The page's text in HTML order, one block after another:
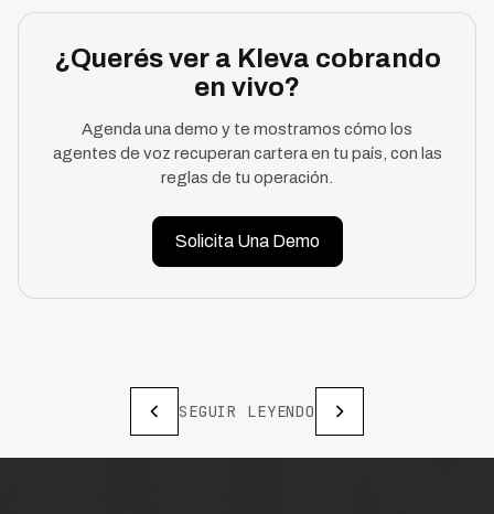
¿Querés ver a Kleva cobrando
en vivo?
Agenda una demo y te mostramos cómo los
agentes de voz recuperan cartera en tu país, con las
reglas de tu operación.
Solicita Una Demo
SEGUIR LEYENDO